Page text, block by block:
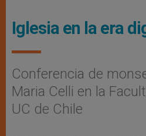
Iglesia en la era
Conferencia de
Maria Celli en la
UC de Chile